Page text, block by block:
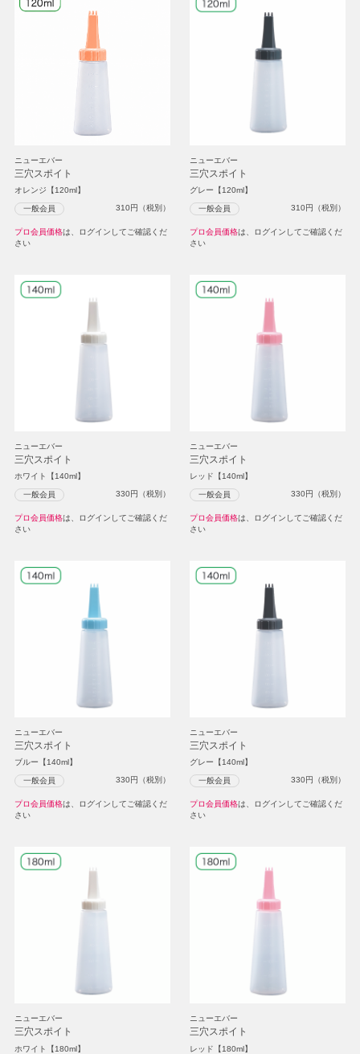
ニューエバー
三穴スポイト
オレンジ【120ml】
一般会員 310円（税別）
プロ会員価格は、ログインしてご確認くだ
さい
ニューエバー
三穴スポイト
グレー【120ml】
一般会員 310円（税別）
プロ会員価格は、ログインしてご確認くだ
さい
ニューエバー
三穴スポイト
ホワイト【140ml】
一般会員 330円（税別）
プロ会員価格は、ログインしてご確認くだ
さい
ニューエバー
三穴スポイト
レッド【140ml】
一般会員 330円（税別）
プロ会員価格は、ログインしてご確認くだ
さい
ニューエバー
三穴スポイト
ブルー【140ml】
一般会員 330円（税別）
プロ会員価格は、ログインしてご確認くだ
さい
ニューエバー
三穴スポイト
グレー【140ml】
一般会員 330円（税別）
プロ会員価格は、ログインしてご確認くだ
さい
ニューエバー
三穴スポイト
ホワイト【180ml】
ニューエバー
三穴スポイト
レッド【180ml】